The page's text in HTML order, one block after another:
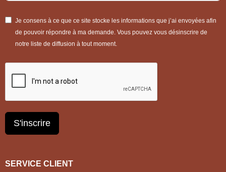
Je consens à ce que ce site stocke les informations que j’ai envoyées afin
de pouvoir répondre à ma demande. Vous pouvez vous désinscrire de
notre liste de diffusion à tout moment.
S'inscrire
SERVICE CLIENT